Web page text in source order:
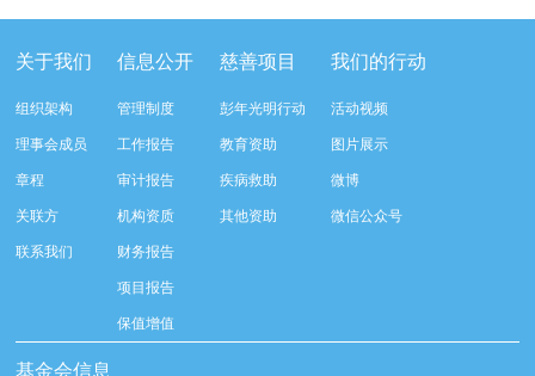
先生依次为新一任理事长徐滨先生及秘
新起点上，基金会将始终坚守创立初
心，继续沿着余彭年先生的慈善足迹稳
步前行：一方面将持续巩固已有的品牌
公益项目优势，把帮扶资源更精准地向
索适配新时代公益环境的创新路径，联
动更多社会爱心力量，搭建更透明、更
阔的角落，用实际行动践行"取之于社
会、用之于社会"的公益承诺。未来，
余彭年慈善基金会将在新一届理事会的
带领下，以更饱满的热忱投身公益慈善
家中。简朴的乡村民居陈设简单，老人
往日家中大大小小的农活，全都压在了
老伴一人肩上。此前季爷爷的左眼早已
彻底失明，卧床的日子里视野一片昏
暗，行动受限再加上双目近乎失明，老
人常常对往后的生活满心忧虑。得益于
去年项目开展的右眼手术，如今他的右
眼重获视力，平日里能够看清手机屏
幕，简单的日常起居也可以自己打理不
少。聊天的时候季爷爷语气满是庆
幸：“本来走路就不利索，要是双眼都
看不见，真的不敢设想往后的日子。现
光明行动”在内蒙的点点滴滴，并希望
覆盖，加强术后随访与科普宣传，同时
仪式后余彭年慈善基金会一行实地探访
了项目实施的一线情况，详细了解了患
流程就诊环节。 探访结束后，我们一行
开始对参与项目的患者进行了随机的回
项目的患者进行了随机的回访。居住在
松山区三道井子村的王奶奶左眼一直视
检查治疗。村里的赵书记在走访过程中
曾经被白内障困扰的老人，在接受
发生了怎样的变化。“现在能看清菜苗
来到涟源市渡头塘乡洪家村。72岁的曾
爷爷正在自家菜地里忙碌。他曾是村里
见，另一只眼睛的视力也越来越差。以
前，他看不清鱼塘的水位，也分不清菜
术后，眼睛亮堂多了！”老人笑着说。
现在，他能清楚地看到鱼塘里鱼儿游动
杂草。尽管手部有残疾，但他在田埂上
关于我们
组织架构
理事会成员
章程
关联方
联系我们
信息公开
管理制度
工作报告
审计报告
机构资质
财务报告
项目报告
保值增值
慈善项目
彭年光明行动
教育资助
疾病救助
其他资助
我们的行动
活动视频
图片展示
微博
微信公众号
基金会信息